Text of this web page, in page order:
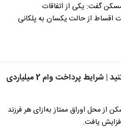
گفت: یکی از اتفاقات
اقساط از حالت یکسان به پلکانی
متقاضیان وام مسکن کلیک کنید | شرایط پرداخت وام 2 میلیاردی
محل اوراق ممتاز به‌ازای هر فرزند